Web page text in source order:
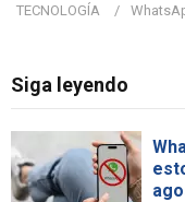
TECNOLOGÍA
Siga leyendo